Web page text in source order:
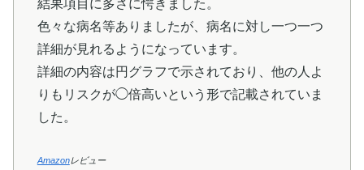
結果項目に多さに愕きました。
色々な病名等ありましたが、病名に対し一つ一つ
詳細が見れるようになっています。
詳細の内容は円グラフで示されており、他の人よ
りもリスクが◯倍高いという形で記載されていま
した。
Amazonレビュー